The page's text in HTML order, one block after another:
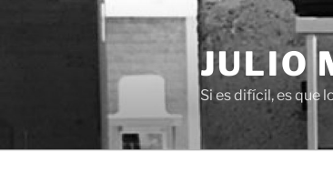
JULIO
Si es difícil, es que